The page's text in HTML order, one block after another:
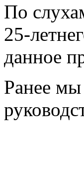
По
25-
данное
Ранее мы